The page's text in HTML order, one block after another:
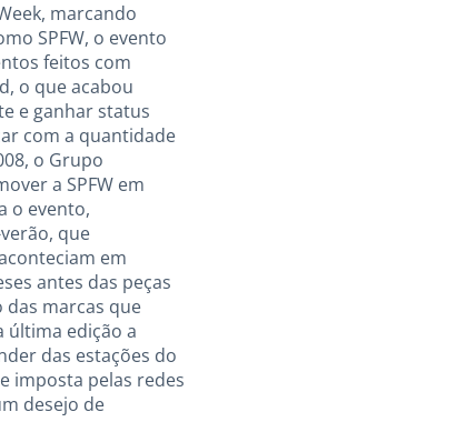
marcando
SPFW, o evento
feitos com
o que acabou
e ganhar status
com a quantidade
o Grupo
a SPFW em
o evento,
que
em
antes das peças
marcas que
última edição a
das estações do
imposta pelas redes
desejo de